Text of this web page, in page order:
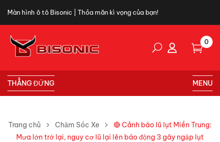
Màn hình ô tô Bisonic | Thỏa mãn kì vọng của bạn!
0
THẲNG ĐỨNG MENU
Trang chủ Chăm Sóc Xe
🔴 Cảnh báo lũ lụt Miền Trung:
Mưa lớn trở lại, nguy cơ lũ lại lên báo động 3 gây ngập lụt